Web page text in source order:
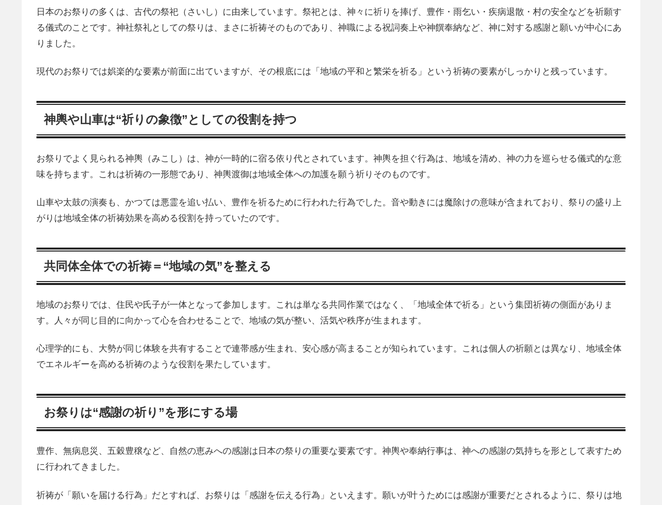
日本のお祭りの多くは、古代の祭祀（さいし）に由来しています。祭祀とは、神々に祈りを捧げ、豊作・雨乞い・疾病退散・村の安全などを祈願す
る儀式のことです。神社祭礼としての祭りは、まさに祈祷そのものであり、神職による祝詞奏上や神饌奉納など、神に対する感謝と願いが中心にあ
りました。
現代のお祭りでは娯楽的な要素が前面に出ていますが、その根底には「地域の平和と繁栄を祈る」という祈祷の要素がしっかりと残っています。
神輿や山車は“祈りの象徴”としての役割を持つ
お祭りでよく見られる神輿（みこし）は、神が一時的に宿る依り代とされています。神輿を担ぐ行為は、地域を清め、神の力を巡らせる儀式的な意
味を持ちます。これは祈祷の一形態であり、神輿渡御は地域全体への加護を願う祈りそのものです。
山車や太鼓の演奏も、かつては悪霊を追い払い、豊作を祈るために行われた行為でした。音や動きには魔除けの意味が含まれており、祭りの盛り上
がりは地域全体の祈祷効果を高める役割を持っていたのです。
共同体全体での祈祷＝“地域の気”を整える
地域のお祭りでは、住民や氏子が一体となって参加します。これは単なる共同作業ではなく、「地域全体で祈る」という集団祈祷の側面がありま
す。人々が同じ目的に向かって心を合わせることで、地域の気が整い、活気や秩序が生まれます。
心理学的にも、大勢が同じ体験を共有することで連帯感が生まれ、安心感が高まることが知られています。これは個人の祈願とは異なり、地域全体
でエネルギーを高める祈祷のような役割を果たしています。
お祭りは“感謝の祈り”を形にする場
豊作、無病息災、五穀豊穣など、自然の恵みへの感謝は日本の祭りの重要な要素です。神輿や奉納行事は、神への感謝の気持ちを形として表すため
に行われてきました。
祈祷が「願いを届ける行為」だとすれば、お祭りは「感謝を伝える行為」といえます。願いが叶うためには感謝が重要だとされるように、祭りは地